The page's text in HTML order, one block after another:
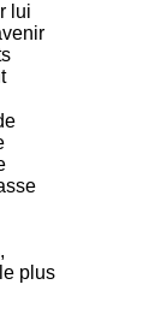
lui
plus